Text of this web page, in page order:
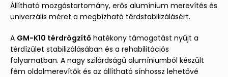
Állítható mozgástartomány, erős alumínium merevítés és
univerzális méret a megbízható térdstabilizálásért.
A GM-K10 térdrögzítő hatékony támogatást nyújt a
térdízület stabilizálásában és a rehabilitációs
folyamatban. A nagy szilárdságú alumíniumból készült
fém oldalmerevítők és az állítható sínhossz lehetővé